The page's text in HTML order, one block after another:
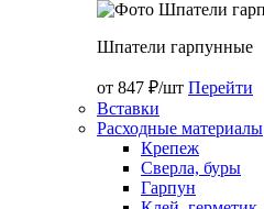
Шпатели гарпунные
от 847 ₽/шт Перейти
Вставки
Расходные материалы
Крепеж
Сверла, буры
Гарпун